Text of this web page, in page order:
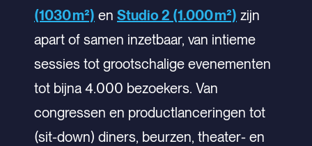
(1030 m²) en Studio 2 (1.000 m²) zijn
apart of samen inzetbaar, van intieme
sessies tot grootschalige evenementen
tot bijna 4.000 bezoekers. Van
congressen en productlanceringen tot
(sit-down) diners, beurzen, theater- en